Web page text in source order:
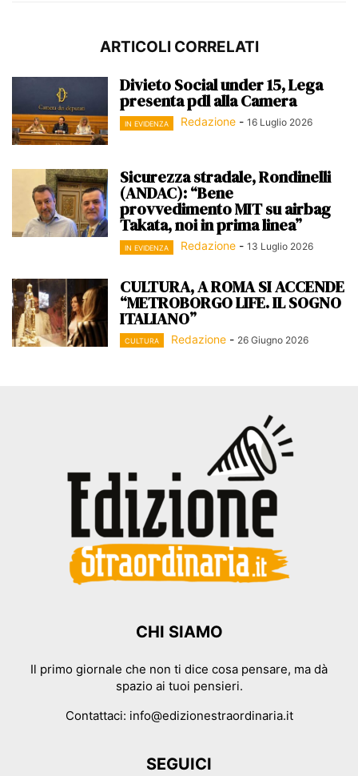
ARTICOLI CORRELATI
Divieto Social under 15, Lega
presenta pdl alla Camera
IN EVIDENZA Redazione - 16 Luglio 2026
Sicurezza stradale, Rondinelli
(ANDAC): “Bene
provvedimento MIT su airbag
Takata, noi in prima linea”
IN EVIDENZA Redazione - 13 Luglio 2026
CULTURA, A ROMA SI ACCENDE
“METROBORGO LIFE. IL SOGNO
ITALIANO”
CULTURA Redazione - 26 Giugno 2026
CHI SIAMO
Il primo giornale che non ti dice cosa pensare, ma dà
spazio ai tuoi pensieri.
Contattaci: info@edizionestraordinaria.it
SEGUICI